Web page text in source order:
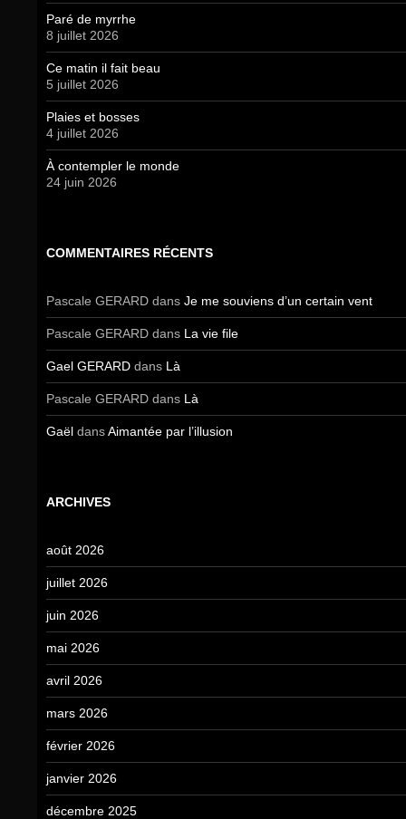
Paré de myrrhe
8 juillet 2026
Ce matin il fait beau
5 juillet 2026
Plaies et bosses
4 juillet 2026
À contempler le monde
24 juin 2026
COMMENTAIRES RÉCENTS
Pascale GERARD dans Je me souviens d’un certain vent
Pascale GERARD dans La vie file
Gael GERARD dans Là
Pascale GERARD dans Là
Gaël dansAimantée par l’illusion
ARCHIVES
août 2026
juillet 2026
juin 2026
mai 2026
avril 2026
mars 2026
février 2026
janvier 2026
décembre 2025